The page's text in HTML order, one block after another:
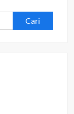
Cari
untuk: